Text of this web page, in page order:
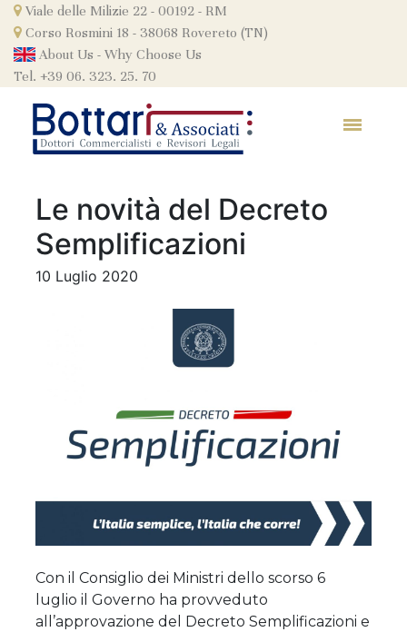
Skip
content
Viale delle Milizie 22 - 00192 - RM
Corso Rosmini 18 - 38068 Rovereto (TN)
About Us - Why Choose Us
Tel. +39 06. 323. 25. 70
Le novità del Decreto
Semplificazioni
10 Luglio 2020
Con il Consiglio dei Ministri dello scorso 6
luglio il Governo ha provveduto
all’approvazione del Decreto Semplificazioni e